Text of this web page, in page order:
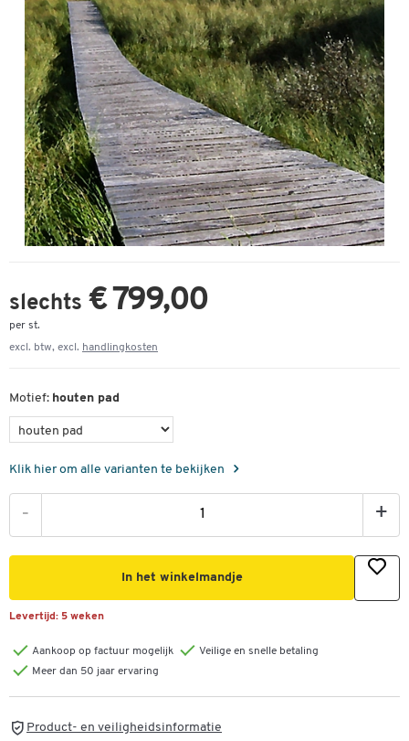
slechts € 799,00
per st.
excl. btw, excl. handlingkosten
Motief: houten pad
Klik hier om alle varianten te bekijken
- +
In het winkelmandje
Levertijd: 5 weken
Aankoop op factuur mogelijk
Veilige en snelle betaling
Meer dan 50 jaar ervaring
Product- en veiligheidsinformatie